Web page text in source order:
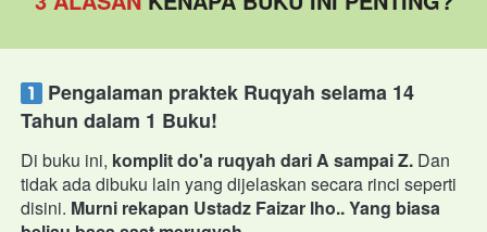
Pengalaman praktek Ruqyah selama 14
Tahun dalam 1 Buku!
Di buku ini, komplit do'a ruqyah dari A sampai Z. Dan
tidak ada dibuku lain yang dijelaskan secara rinci seperti
disini. Murni rekapan Ustadz Faizar lho.. Yang biasa